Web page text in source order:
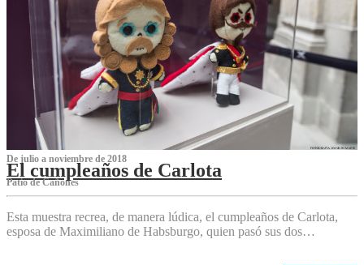
De julio a noviembre de 2018
El cumpleaños de Carlota
Patio de Cañones
Esta muestra recrea, de manera lúdica, el cumpleaños de Carlota,
esposa de Maximiliano de Habsburgo, quien pasó sus dos…